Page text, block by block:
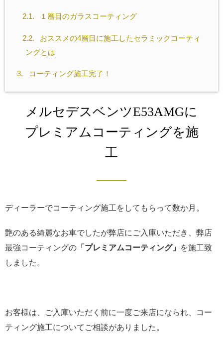
2.1. １層目のガラスコーティング
2.2.
おススメの4層目に施工したセラミックコーティ
ングとは
3. コーティング施工完了！
メルセデスベンツE53AMGに
プレミアムコーティングを施
工
ディーラーでコーティング施工をしてもらって数か月。
艶のある綺麗なお車でしたが弊店にご入庫いただき、弊店
最強コーティングの 「プレミアムコーティング」
を施工致
しました。
お客様は、ご入庫いただく前に一度ご来店になられ、コー
ティング施工についてご相談がありました。